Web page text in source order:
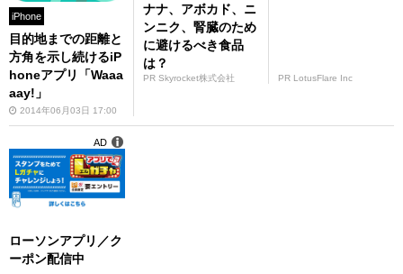
iPhone
目的地までの距離と
方角を示し続けるiP
honeアプリ「Waaa
aay!」
2014年06月03日 17:00
ナナ、アボカド、ニ
ンニク、腎臓のため
に避けるべき食品
は？
PR Skyrocket株式会社 PR LotusFlare Inc
ローソンアプリ／ク
ーポン配信中
AD